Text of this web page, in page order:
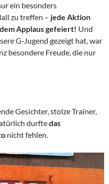
ein besonders
zu treffen – jede Aktion
Applaus gefeiert! Und
G‑Jugend gezeigt hat, war
besondere Freude, die nur
Gesichter, stolze Trainer,
durftedas
nicht fehlen.